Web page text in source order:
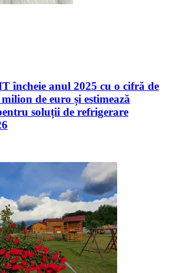
încheie anul 2025 cu o cifră de
de euro și estimează
soluții de refrigerare